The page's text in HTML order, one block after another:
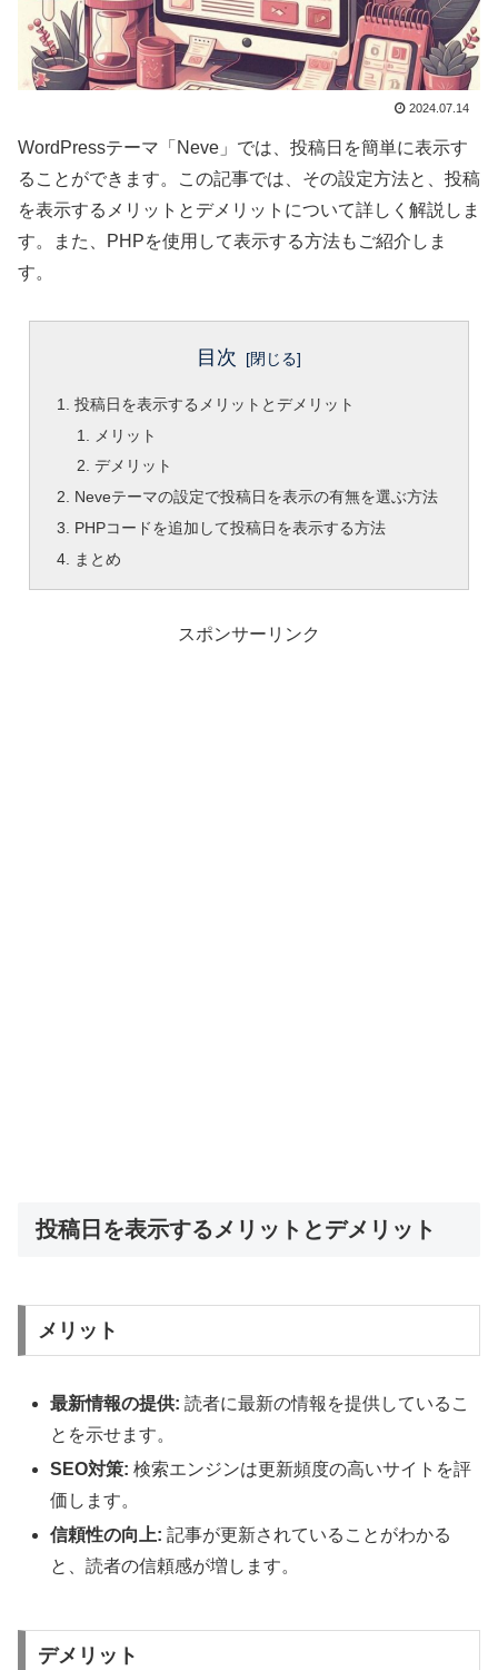
2024.07.14
WordPressテーマ「Neve」では、投稿日を簡単に表示す
ることができます。この記事では、その設定方法と、投稿
を表示するメリットとデメリットについて詳しく解説しま
す。また、PHPを使用して表示する方法もご紹介しま
す。
目次
投稿日を表示するメリットとデメリット
メリット
デメリット
Neveテーマの設定で投稿日を表示の有無を選ぶ方法
PHPコードを追加して投稿日を表示する方法
まとめ
スポンサーリンク
投稿日を表示するメリットとデメリット
メリット
最新情報の提供: 読者に最新の情報を提供しているこ
とを示せます。
SEO対策: 検索エンジンは更新頻度の高いサイトを評
価します。
信頼性の向上: 記事が更新されていることがわかる
と、読者の信頼感が増します。
デメリット